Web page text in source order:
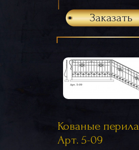
Заказать
Кованые перила
Арт. 5-09